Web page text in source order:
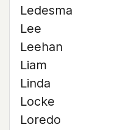
Ledesma
Lee
Leehan
Liam
Linda
Locke
Loredo